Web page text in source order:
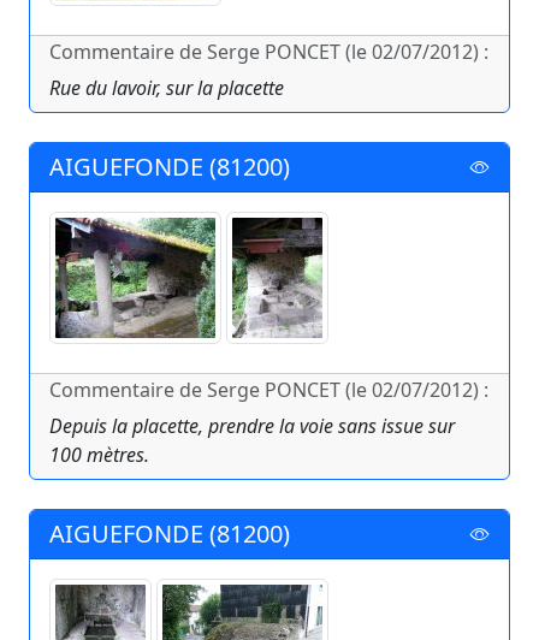
Commentaire de Serge PONCET (le 02/07/2012) :
Rue du lavoir, sur la placette
AIGUEFONDE (81200)
Commentaire de Serge PONCET (le 02/07/2012) :
Depuis la placette, prendre la voie sans issue sur
100 mètres.
AIGUEFONDE (81200)